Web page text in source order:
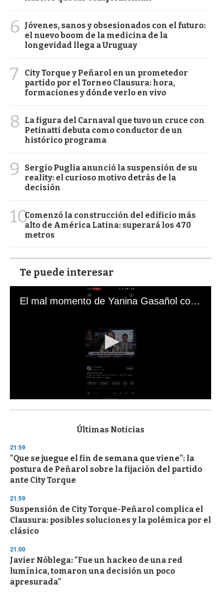
6
Jóvenes, sanos y obsesionados con el futuro:
el nuevo boom de la medicina de la
longevidad llega a Uruguay
7
City Torque y Peñarol en un prometedor
partido por el Torneo Clausura: hora,
formaciones y dónde verlo en vivo
8
La figura del Carnaval que tuvo un cruce con
Petinatti debuta como conductor de un
histórico programa
9
Sergio Puglia anunció la suspensión de su
reality: el curioso motivo detrás de la
decisión
10Comenzó la construcción del edificio más
alto de América Latina: superará los 470
metros
Te puede interesar
El mal momento de Yanina Gasañol con un hincha argentino en "Subrayado"
s
d
s
o
f
3
s
e
c
o
n
Últimas Noticias
21:59
"Que se juegue el fin de semana que viene": la
postura de Peñarol sobre la fijación del partido
ante City Torque
21:59
Suspensión de City Torque-Peñarol complica el
Clausura: posibles soluciones y la polémica por el
clásico
21:00
Javier Nóblega: "Fue un hackeo de una red
lumínica, tomaron una decisión un poco
apresurada"